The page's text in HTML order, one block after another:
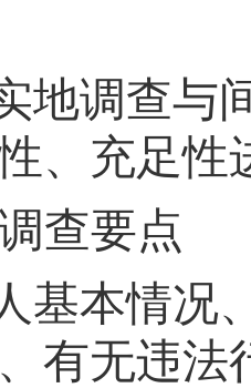
地调查与
、充足性
查要点
基本情况
有无违法